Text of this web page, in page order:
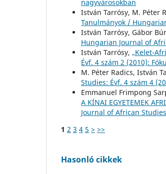
nagyvárosokban
István Tarrósy, M. Péter
Tanulmányok /
István Tarrósy, Gábor
Hungarian Journal of
István Tarrósy, „Kelet-
Évf. 4 szám 2 (2010):
M. Péter Radics, István
Studies: Évf. 4 szám 4
Emmanuel Frimpong
A KÍNAI EGYETEMEK
Journal of African
1 2 3 4 5 > >>
Hasonló cikkek